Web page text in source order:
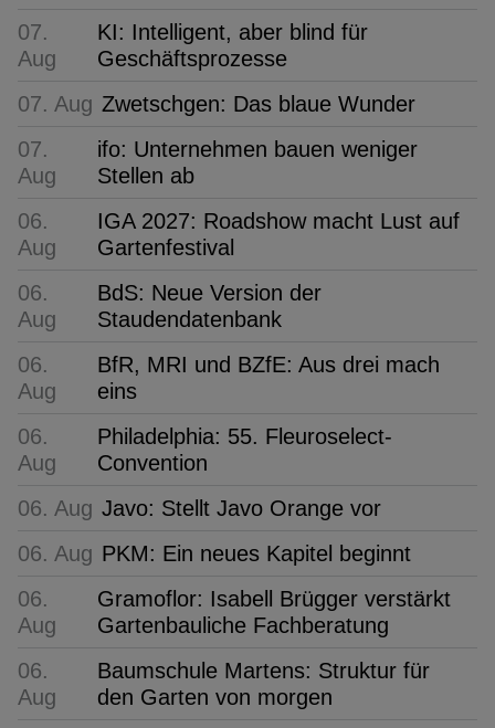
07.
Aug
KI: Intelligent, aber blind für
Geschäftsprozesse
07. Aug Zwetschgen: Das blaue Wunder
07.
Aug
ifo: Unternehmen bauen weniger
Stellen ab
06.
Aug
IGA 2027: Roadshow macht Lust auf
Gartenfestival
06.
Aug
BdS: Neue Version der
Staudendatenbank
06.
Aug
BfR, MRI und BZfE: Aus drei mach
eins
06.
Aug
Philadelphia: 55. Fleuroselect-
Convention
06. Aug Javo: Stellt Javo Orange vor
06. Aug PKM: Ein neues Kapitel beginnt
06.
Aug
Gramoflor: Isabell Brügger verstärkt
Gartenbauliche Fachberatung
06.
Aug
Baumschule Martens: Struktur für
den Garten von morgen